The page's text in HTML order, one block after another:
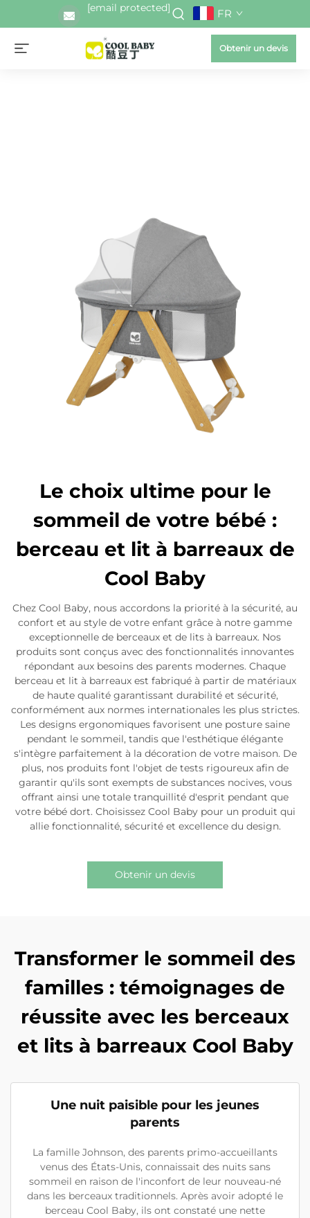
[email protected] FR
Obtenir un devis
Le choix ultime pour le
sommeil de votre bébé :
berceau et lit à barreaux de
Cool Baby
Chez Cool Baby, nous accordons la priorité à la sécurité, au
confort et au style de votre enfant grâce à notre gamme
exceptionnelle de berceaux et de lits à barreaux. Nos
produits sont conçus avec des fonctionnalités innovantes
répondant aux besoins des parents modernes. Chaque
berceau et lit à barreaux est fabriqué à partir de matériaux
de haute qualité garantissant durabilité et sécurité,
conformément aux normes internationales les plus strictes.
Les designs ergonomiques favorisent une posture saine
pendant le sommeil, tandis que l'esthétique élégante
s'intègre parfaitement à la décoration de votre maison. De
plus, nos produits font l'objet de tests rigoureux afin de
garantir qu'ils sont exempts de substances nocives, vous
offrant ainsi une totale tranquillité d'esprit pendant que
votre bébé dort. Choisissez Cool Baby pour un produit qui
allie fonctionnalité, sécurité et excellence du design.
Obtenir un devis
Transformer le sommeil des
familles : témoignages de
réussite avec les berceaux
et lits à barreaux Cool Baby
Une nuit paisible pour les jeunes
parents
La famille Johnson, des parents primo-accueillants
venus des États-Unis, connaissait des nuits sans
sommeil en raison de l'inconfort de leur nouveau-né
dans les berceaux traditionnels. Après avoir adopté le
berceau Cool Baby, ils ont constaté une nette